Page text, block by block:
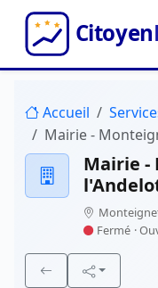
Accueil
Mairie -
Mairie -
Fermé ·